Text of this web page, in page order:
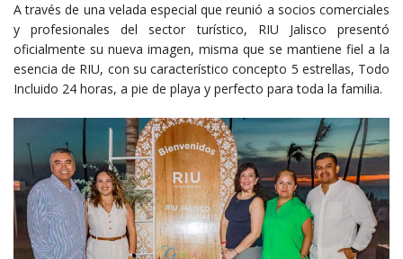
A través de una velada especial que reunió a socios comerciales
y profesionales del sector turístico, RIU Jalisco presentó
oficialmente su nueva imagen, misma que se mantiene fiel a la
esencia de RIU, con su característico concepto 5 estrellas, Todo
Incluido 24 horas, a pie de playa y perfecto para toda la familia.